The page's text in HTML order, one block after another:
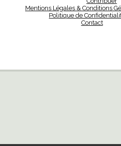
Mentions Légales & Conditions
Politique de
Contact